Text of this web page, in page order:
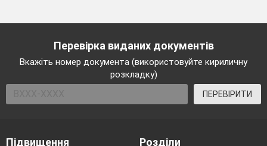
Перевірка виданих документів
Вкажіть номер документа (використовуйте кириличну
розкладку)
ПЕРЕВІРИТИ
Підвищення
Розділи